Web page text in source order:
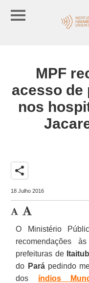
MPF
acesso de
nos
share
18 Julho 2016
O Ministério
recomendações
prefeituras de
do Parápedindo
dos índios